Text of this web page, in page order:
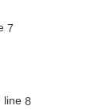
7
line 8